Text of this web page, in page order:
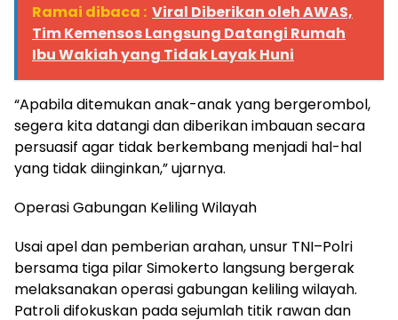
Ramai dibaca : Viral Diberikan oleh AWAS,
Tim Kemensos Langsung Datangi Rumah
Ibu Wakiah yang Tidak Layak Huni
“Apabila ditemukan anak-anak yang bergerombol,
segera kita datangi dan diberikan imbauan secara
persuasif agar tidak berkembang menjadi hal-hal
yang tidak diinginkan,” ujarnya.
Operasi Gabungan Keliling Wilayah
Usai apel dan pemberian arahan, unsur TNI–Polri
bersama tiga pilar Simokerto langsung bergerak
melaksanakan operasi gabungan keliling wilayah.
Patroli difokuskan pada sejumlah titik rawan dan